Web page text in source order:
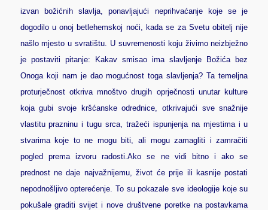
izvan božićnih slavlja, ponavljajući neprihvaćanje koje se je
dogodilo u onoj betlehemskoj noći, kada se za Svetu obitelj nije
našlo mjesto u svratištu. U suvremenosti koju živimo neizbježno
je postaviti pitanje: Kakav smisao ima slavljenje Božića bez
Onoga koji nam je dao mogućnost toga slavljenja? Ta temeljna
proturječnost otkriva mnoštvo drugih oprječnosti unutar kulture
koja gubi svoje kršćanske odrednice, otkrivajući sve snažnije
vlastitu prazninu i tugu srca, tražeći ispunjenja na mjestima i u
stvarima koje to ne mogu biti, ali mogu zamagliti i zamračiti
pogled prema izvoru radosti.Ako se ne vidi bitno i ako se
prednost ne daje najvažnijemu, život će prije ili kasnije postati
nepodnošljivo opterećenje. To su pokazale sve ideologije koje su
pokušale graditi svijet i nove društvene poretke na postavkama